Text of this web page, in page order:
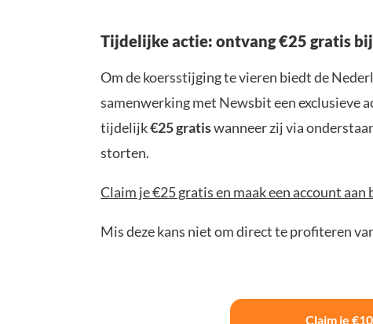
Tijdelijke actie: ontvang €25 gratis
Om de koersstijging te vieren biedt de
samenwerking met Newsbit een exclusieve
tijdelijk€25 gratiswanneer zij via
storten.
Claim je €25 gratis en maak een account
Mis deze kans niet om direct te profiteren
Claim je